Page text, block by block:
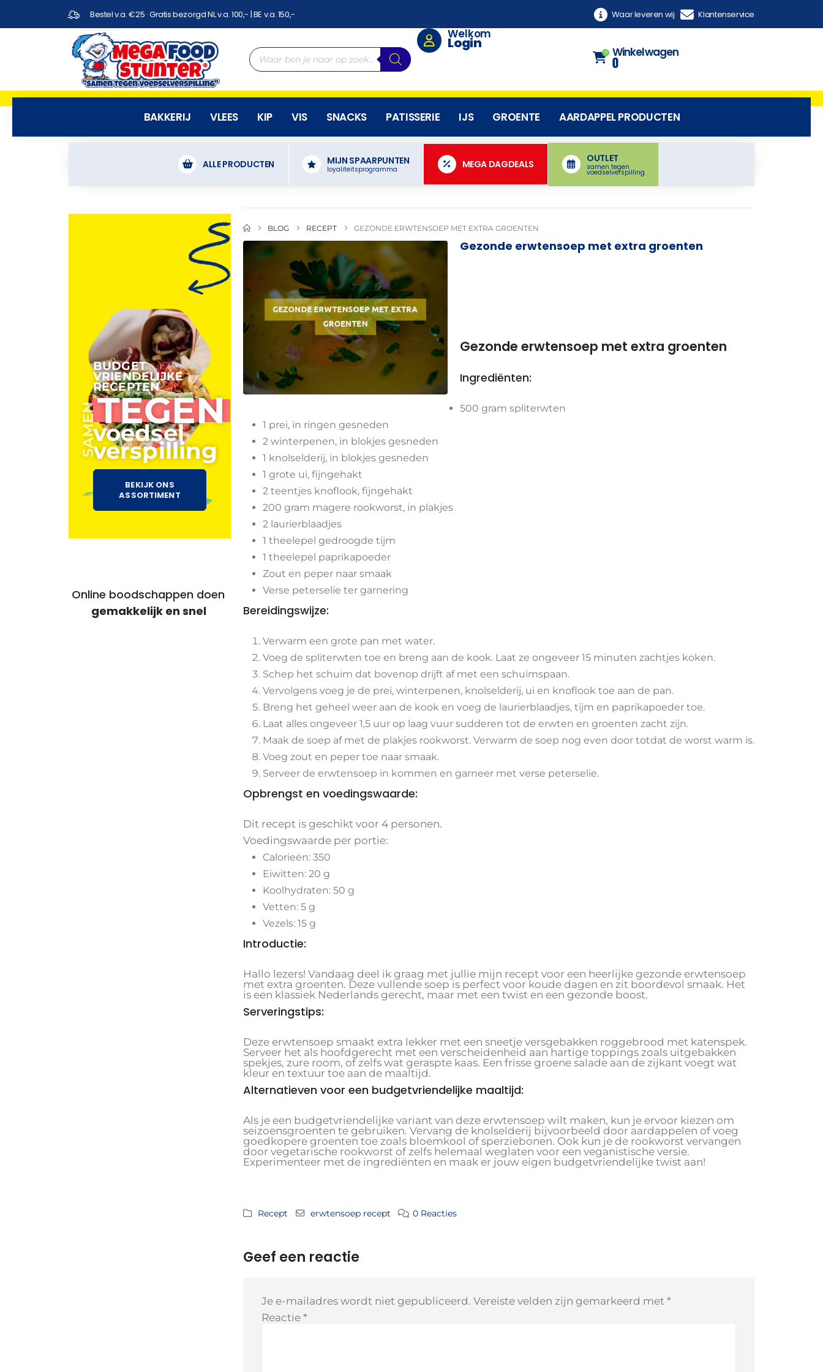
Bestel v.a. €25 · Gratis bezorgd NL v.a. 100,- | BE v.a. 150,- Waar leveren wij Klantenservice
Welkom
Login
0 Winkelwagen
0
BAKKERIJ VLEES KIP VIS SNACKS PATISSERIE IJS GROENTE AARDAPPEL PRODUCTEN
ALLE PRODUCTEN MIJN SPAARPUNTEN
loyaliteitsprogramma MEGA DAGDEALS
OUTLET
samen tegen
voedselverspilling
BLOG RECEPT GEZONDE ERWTENSOEP MET EXTRA GROENTEN
Gezonde erwtensoep met extra groenten
Gezonde erwtensoep met extra groenten
Ingrediënten:
500 gram spliterwten
1 prei, in ringen gesneden
2 winterpenen, in blokjes gesneden
1 knolselderij, in blokjes gesneden
1 grote ui, fijngehakt
2 teentjes knoflook, fijngehakt
200 gram magere rookworst, in plakjes
2 laurierblaadjes
1 theelepel gedroogde tijm
1 theelepel paprikapoeder
Zout en peper naar smaak
Verse peterselie ter garnering
Bereidingswijze:
Verwarm een grote pan met water.
Voeg de spliterwten toe en breng aan de kook. Laat ze ongeveer 15 minuten zachtjes koken.
Schep het schuim dat bovenop drijft af met een schuimspaan.
Vervolgens voeg je de prei, winterpenen, knolselderij, ui en knoflook toe aan de pan.
Breng het geheel weer aan de kook en voeg de laurierblaadjes, tijm en paprikapoeder toe.
Laat alles ongeveer 1,5 uur op laag vuur sudderen tot de erwten en groenten zacht zijn.
Maak de soep af met de plakjes rookworst. Verwarm de soep nog even door totdat de worst warm is.
Voeg zout en peper toe naar smaak.
Serveer de erwtensoep in kommen en garneer met verse peterselie.
Opbrengst en voedingswaarde:
Dit recept is geschikt voor 4 personen.
Voedingswaarde per portie:
Calorieën: 350
Eiwitten: 20 g
Koolhydraten: 50 g
Vetten: 5 g
Vezels: 15 g
Introductie:
Hallo lezers! Vandaag deel ik graag met jullie mijn recept voor een heerlijke gezonde erwtensoep
met extra groenten. Deze vullende soep is perfect voor koude dagen en zit boordevol smaak. Het
is een klassiek Nederlands gerecht, maar met een twist en een gezonde boost.
Serveringstips:
Deze erwtensoep smaakt extra lekker met een sneetje versgebakken roggebrood met katenspek.
Serveer het als hoofdgerecht met een verscheidenheid aan hartige toppings zoals uitgebakken
spekjes, zure room, of zelfs wat geraspte kaas. Een frisse groene salade aan de zijkant voegt wat
kleur en textuur toe aan de maaltijd.
Alternatieven voor een budgetvriendelijke maaltijd:
Als je een budgetvriendelijke variant van deze erwtensoep wilt maken, kun je ervoor kiezen om
seizoensgroenten te gebruiken. Vervang de knolselderij bijvoorbeeld door aardappelen of voeg
goedkopere groenten toe zoals bloemkool of sperziebonen. Ook kun je de rookworst vervangen
door vegetarische rookworst of zelfs helemaal weglaten voor een veganistische versie.
Experimenteer met de ingrediënten en maak er jouw eigen budgetvriendelijke twist aan!
Recept erwtensoep recept 0 Reacties
Geef een reactie
Je e-mailadres wordt niet gepubliceerd. Vereiste velden zijn gemarkeerd met *
Reactie *
BUDGET
VRIENDELIJKE
RECEPTEN
SAMENTEGEN
voedsel
verspilling
BEKIJK ONS
ASSORTIMENT
Online boodschappen doen
voor voordelige maaltijden